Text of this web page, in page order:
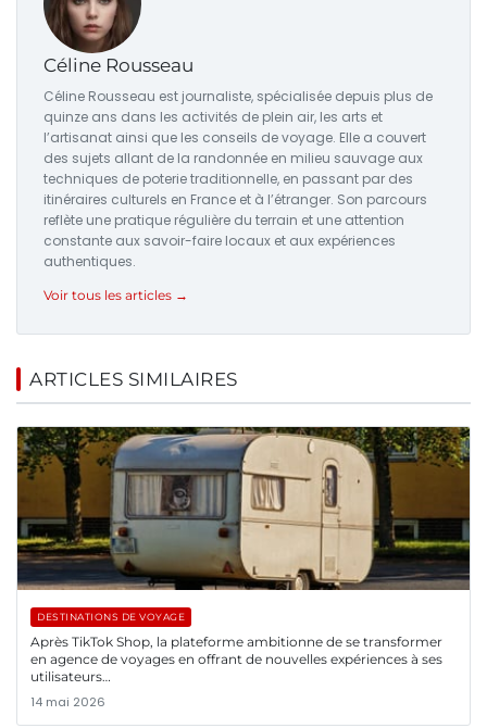
Céline Rousseau
Céline Rousseau est journaliste, spécialisée depuis plus de
quinze ans dans les activités de plein air, les arts et
l’artisanat ainsi que les conseils de voyage. Elle a couvert
des sujets allant de la randonnée en milieu sauvage aux
techniques de poterie traditionnelle, en passant par des
itinéraires culturels en France et à l’étranger. Son parcours
reflète une pratique régulière du terrain et une attention
constante aux savoir-faire locaux et aux expériences
authentiques.
Voir tous les articles →
ARTICLES SIMILAIRES
DESTINATIONS DE VOYAGE
Après TikTok Shop, la plateforme ambitionne de se transformer
en agence de voyages en offrant de nouvelles expériences à ses
utilisateurs…
14 mai 2026